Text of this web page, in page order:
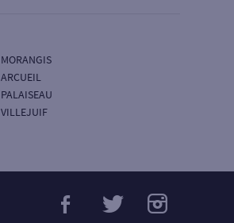
MORANGIS
ARCUEIL
PALAISEAU
VILLEJUIF